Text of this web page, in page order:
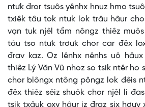
ntưk đror tsuôs yênhx hnuz hmo
txiêk tâu tok ntưk lok trâu hâur
vạn tuk njêl tầm nôngz thiêz
tâu tso ntưk trơưk chor car đêx
đrav kaz. Oz lênhx nênhs uô
thiêz Lý Văn Vũ nhoz so tsik ntêr ho
chor blôngx ntông pôngz lok đêis
đêx thiêz sêiz shuôk chor njêl li
tsik txâuk oxy hâur iz đraz six hơưv